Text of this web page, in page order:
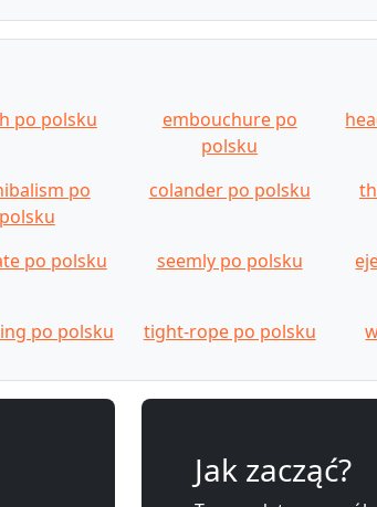
po polsku
embouchure po
polsku
po
polsku
colander po polsku
po polsku seemly po polsku
po polsku tight-rope po polsku
Jak zacząć?